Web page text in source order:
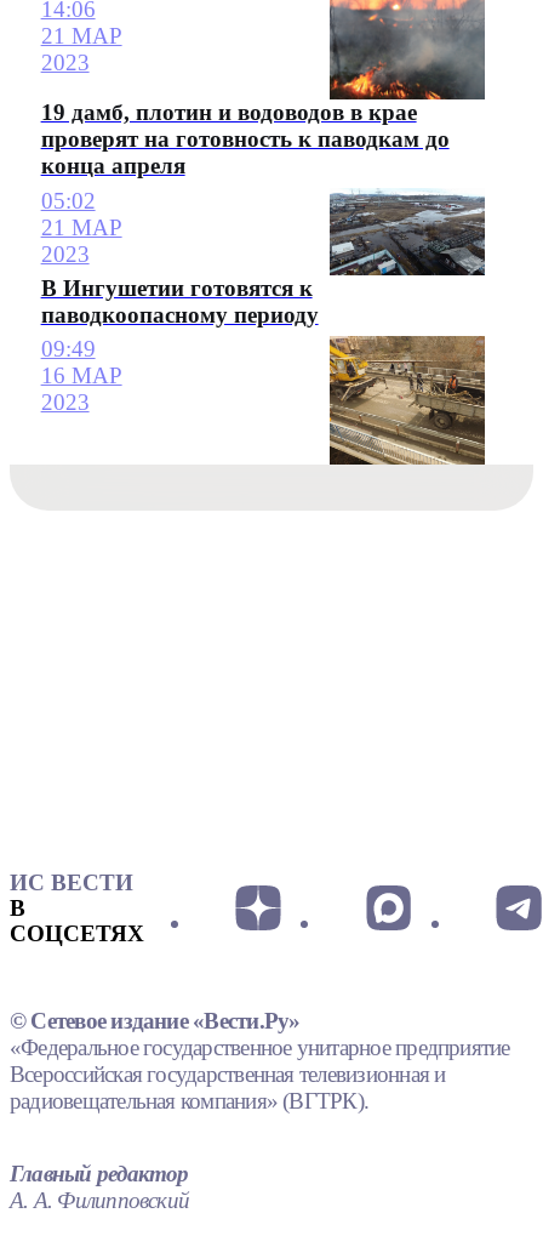
14:06
21 МАР
2023
19 дамб, плотин и водоводов в крае
проверят на готовность к паводкам до
конца апреля
05:02
21 МАР
2023
В Ингушетии готовятся к
паводкоопасному периоду
09:49
16 МАР
2023
ИС ВЕСТИ
В
СОЦСЕТЯХ
© Сетевое издание «Вести.Ру»
«Федеральное государственное унитарное предприятие
Всероссийская государственная телевизионная и
радиовещательная компания» (ВГТРК).
Главный редактор
А. А. Филипповский